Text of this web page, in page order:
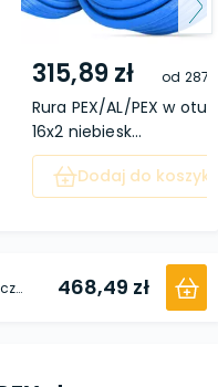
315,89 zł od
Rura PEX/AL/PEX w
16x2 niebiesk...
Dodaj do
Rura PEX/AL/PEX w otulinie 20x2 czerwona 50 m 468,49 zł